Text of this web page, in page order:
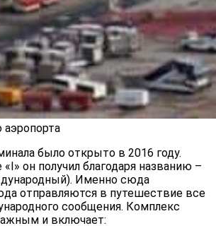
было открыто в 2016 году.
он получил благодаря названию –
Именно сюда
отправляются в путешествие все
сообщения. Комплекс
и включает: